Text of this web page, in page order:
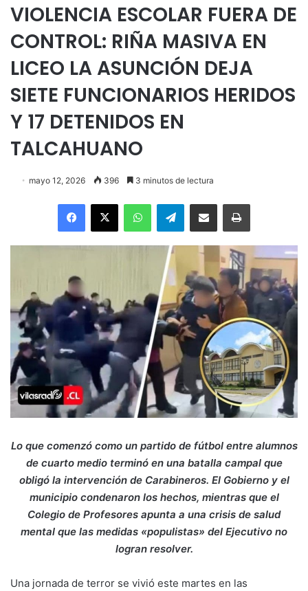
VIOLENCIA ESCOLAR FUERA DE
CONTROL: RIÑA MASIVA EN
LICEO LA ASUNCIÓN DEJA
SIETE FUNCIONARIOS HERIDOS
Y 17 DETENIDOS EN
TALCAHUANO
mayo 12, 2026 396 3 minutos de lectura
Facebook
X WhatsAppTelegramEnviar vía email Imprimir
Lo que comenzó como un partido de fútbol entre alumnos
de cuarto medio terminó en una batalla campal que
obligó la intervención de Carabineros. El Gobierno y el
municipio condenaron los hechos, mientras que el
Colegio de Profesores apunta a una crisis de salud
mental que las medidas «populistas» del Ejecutivo no
logran resolver.
Una jornada de terror se vivió este martes en las